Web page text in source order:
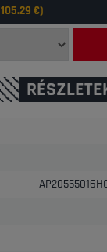
105.29 €)